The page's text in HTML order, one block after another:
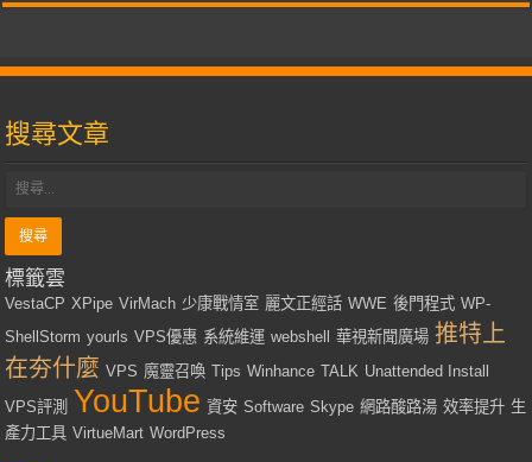
搜尋文章
標籤雲
VestaCP XPipe VirMach 少康戰情室 麗文正經話 WWE 後門程式 WP-
ShellStorm yourls VPS優惠 系統維運 webshell 華視新聞廣場 推特上
在夯什麼 VPS 魔靈召喚 Tips Winhance TALK Unattended Install
VPS評測 YouTube 資安 Software Skype 網路酸路湯 效率提升 生
產力工具 VirtueMart WordPress